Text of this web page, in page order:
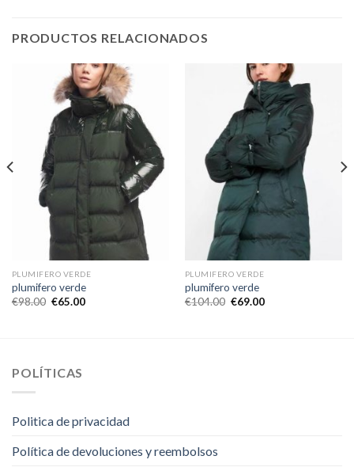
PRODUCTOS RELACIONADOS
PLUMIFERO VERDE
plumifero verde
€98.00 €65.00
PLUMIFERO VERDE
plumifero verde
€104.00 €69.00
POLÍTICAS
Politica de privacidad
Política de devoluciones y reembolsos